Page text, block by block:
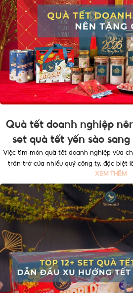
Quà tết doanh nghiệp
set quà tết yến sào
Việc tìm món quà tết doanh nghiệp vừa
trăn trở của nhiều quý công ty, đặc biệt
XEM THÊM